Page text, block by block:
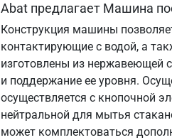
Abat предлагает Машина
Конструкция машины
контактирующие с водой, а
изготовлены из нержавеющей
и поддержание ее уровня.
осуществляется с кнопочной
нейтральной для мытья
может комплектоваться